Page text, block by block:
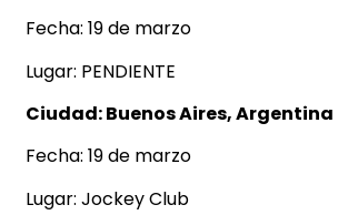
Fecha: 19 de marzo
Lugar: PENDIENTE
Ciudad: Buenos Aires, Argentina
Fecha: 19 de marzo
Lugar: Jockey Club